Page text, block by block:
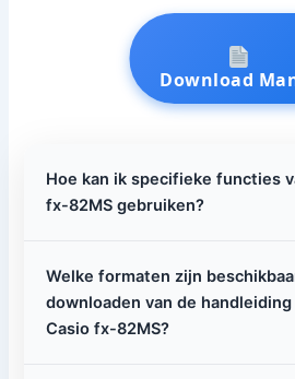
Download
Hoe kan ik specifieke functies
fx-82MS gebruiken?
Welke formaten zijn
downloaden van de
Casio fx-82MS?